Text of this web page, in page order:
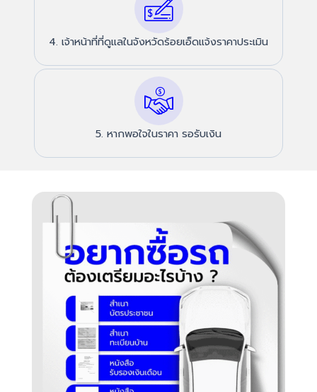
4. เจ้าหน้าที่ที่ดูแลในจังหวัดร้อยเอ็ดแจ้งราคาประเมิน
5. หากพอใจในราคา รอรับเงิน